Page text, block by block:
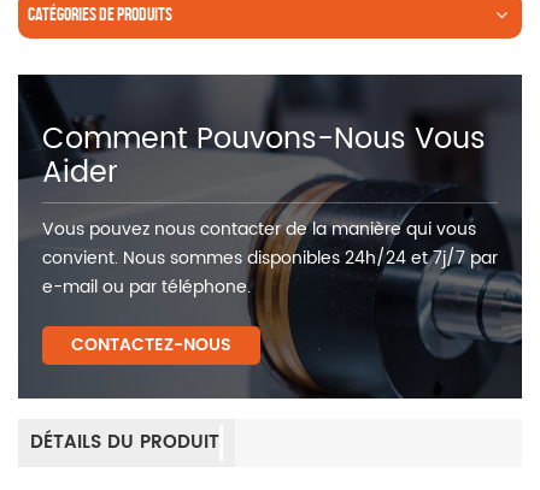
CATÉGORIES DE PRODUITS
Comment Pouvons-Nous Vous
Aider
Vous pouvez nous contacter de la manière qui vous
convient. Nous sommes disponibles 24h/24 et 7j/7 par
e-mail ou par téléphone.
CONTACTEZ-NOUS
DÉTAILS DU PRODUIT